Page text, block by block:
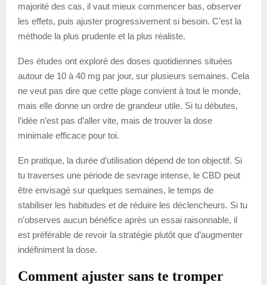
majorité des cas, il vaut mieux commencer bas, observer
les effets, puis ajuster progressivement si besoin. C’est la
méthode la plus prudente et la plus réaliste.
Des études ont exploré des doses quotidiennes situées
autour de 10 à 40 mg par jour, sur plusieurs semaines. Cela
ne veut pas dire que cette plage convient à tout le monde,
mais elle donne un ordre de grandeur utile. Si tu débutes,
l’idée n’est pas d’aller vite, mais de trouver la dose
minimale efficace pour toi.
En pratique, la durée d’utilisation dépend de ton objectif. Si
tu traverses une période de sevrage intense, le CBD peut
être envisagé sur quelques semaines, le temps de
stabiliser les habitudes et de réduire les déclencheurs. Si tu
n’observes aucun bénéfice après un essai raisonnable, il
est préférable de revoir la stratégie plutôt que d’augmenter
indéfiniment la dose.
Comment ajuster sans te tromper